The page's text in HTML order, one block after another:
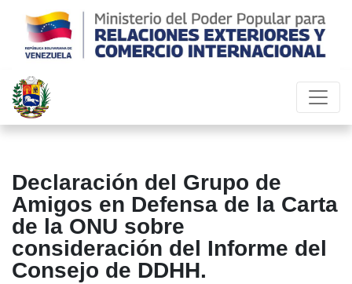
Declaración del Grupo de
Amigos en Defensa de la Carta
de la ONU sobre
consideración del Informe del
Consejo de DDHH.